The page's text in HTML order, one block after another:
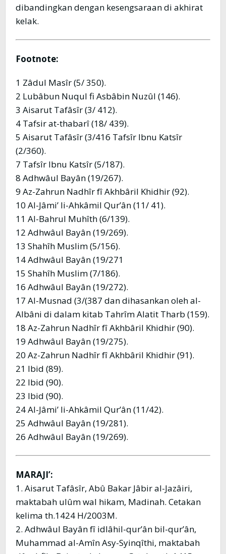
dibandingkan dengan kesengsaraan di akhirat
kelak.
Footnote:
1 Zâdul Masîr (5/ 350).
2 Lubâbun Nuqul fi Asbâbin Nuzûl (146).
3 Aisarut Tafâsîr (3/ 412).
4 Tafsir at-thabarî (18/ 439).
5 Aisarut Tafâsîr (3/416 Tafsîr Ibnu Katsîr
(2/360).
7 Tafsîr Ibnu Katsîr (5/187).
8 Adhwâul Bayân (19/267).
9 Az-Zahrun Nadhîr fî Akhbâril Khidhir (92).
10 Al-Jâmi’ li-Ahkâmil Qur’ân (11/ 41).
11 Al-Bahrul Muhîth (6/139).
12 Adhwâul Bayân (19/269).
13 Shahîh Muslim (5/156).
14 Adhwâul Bayân (19/271
15 Shahîh Muslim (7/186).
16 Adhwâul Bayân (19/272).
17 Al-Musnad (3/(387 dan dihasankan oleh al-
Albâni di dalam kitab Tahrîm Alatit Tharb (159).
18 Az-Zahrun Nadhîr fî Akhbâril Khidhir (90).
19 Adhwâul Bayân (19/275).
20 Az-Zahrun Nadhîr fî Akhbâril Khidhir (91).
21 Ibid (89).
22 Ibid (90).
23 Ibid (90).
24 Al-Jâmi’ li-Ahkâmil Qur’ân (11/42).
25 Adhwâul Bayân (19/281).
26 Adhwâul Bayân (19/269).
MARAJI’:
1. Aisarut Tafâsîr, Abû Bakar Jâbir al-Jazâiri,
maktabah ulûm wal hikam, Madinah. Cetakan
kelima th.1424 H/2003M.
2. Adhwâul Bayân fî idlâhil-qur’ân bil-qur’ân,
Muhammad al-Amîn Asy-Syinqîthi, maktabah